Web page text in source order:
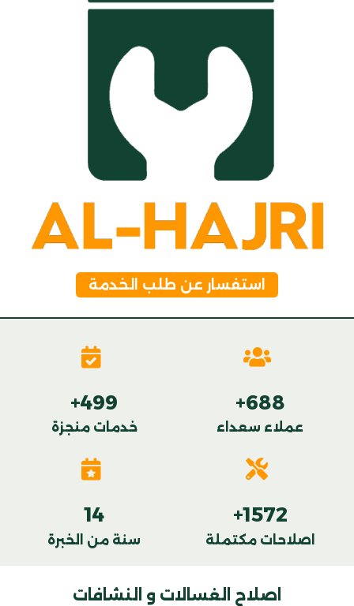
استفسار عن طلب الخدمة
688
+
عملاء سعداء
499
+
خدمات منجزة
1572
+
اصلاحات مكتملة
14
سنة من الخبرة
اصلاح الغسالات و النشافات